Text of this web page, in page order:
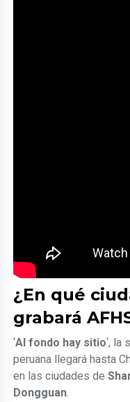
¿En qué
grabará
‘Al fondo hay sitio‘, la
peruana llegará hasta
en las ciudades de
Dongguan.